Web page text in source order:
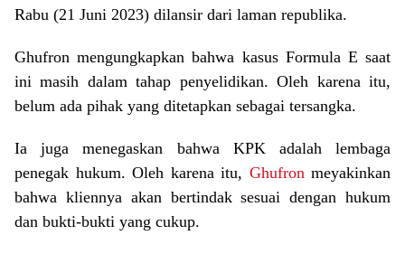
Rabu (21 Juni 2023) dilansir dari laman republika.
Ghufron mengungkapkan bahwa kasus Formula E saat
ini masih dalam tahap penyelidikan. Oleh karena itu,
belum ada pihak yang ditetapkan sebagai tersangka.
Ia juga menegaskan bahwa KPK adalah lembaga
penegak hukum. Oleh karena itu, Ghufronmeyakinkan
bahwa kliennya akan bertindak sesuai dengan hukum
dan bukti-bukti yang cukup.